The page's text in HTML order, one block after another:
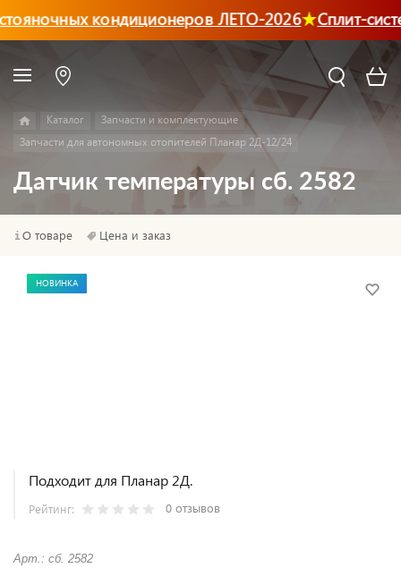
кондиционеров ЛЕТО-2026 Сплит-
Каталог
Запчасти и комплектующие
Запчасти для автономных отопителей Планар 2Д-12/24
Датчик температуры сб. 2582
О товаре Цена и заказ
НОВИНКА
Подходит для Планар 2Д.
Рейтинг: 0 отзывов
Арт.: сб. 2582